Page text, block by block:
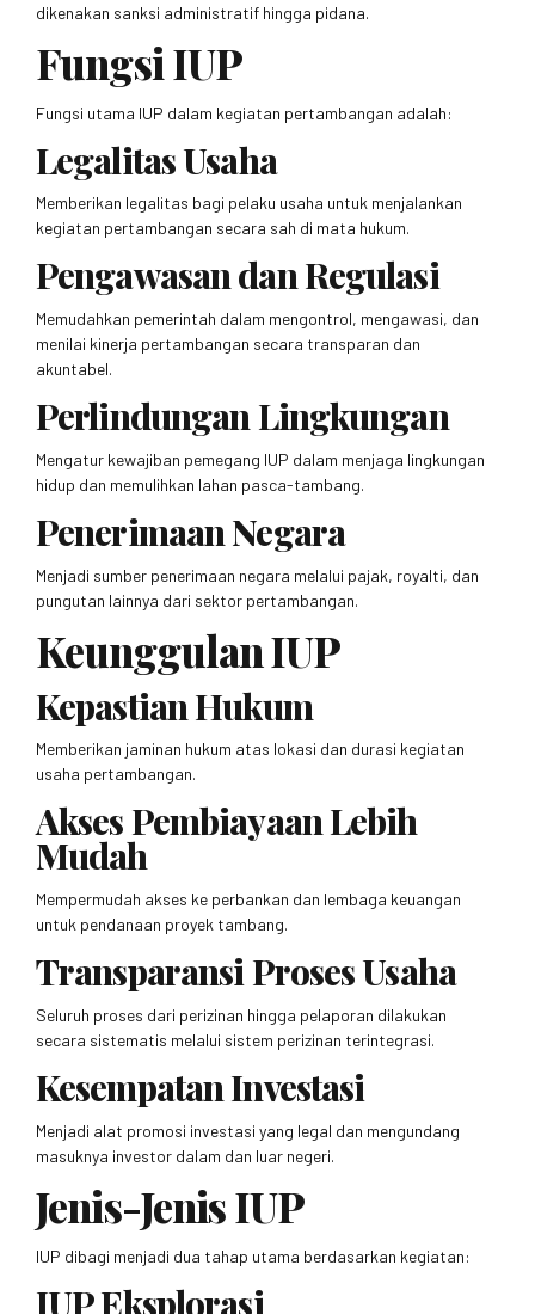
dikenakan sanksi administratif hingga pidana.
Fungsi IUP
Fungsi utama IUP dalam kegiatan pertambangan adalah:
Legalitas Usaha
Memberikan legalitas bagi pelaku usaha untuk menjalankan
kegiatan pertambangan secara sah di mata hukum.
Pengawasan dan Regulasi
Memudahkan pemerintah dalam mengontrol, mengawasi, dan
menilai kinerja pertambangan secara transparan dan
akuntabel.
Perlindungan Lingkungan
Mengatur kewajiban pemegang IUP dalam menjaga lingkungan
hidup dan memulihkan lahan pasca-tambang.
Penerimaan Negara
Menjadi sumber penerimaan negara melalui pajak, royalti, dan
pungutan lainnya dari sektor pertambangan.
Keunggulan IUP
Kepastian Hukum
Memberikan jaminan hukum atas lokasi dan durasi kegiatan
usaha pertambangan.
Akses Pembiayaan Lebih
Mudah
Mempermudah akses ke perbankan dan lembaga keuangan
untuk pendanaan proyek tambang.
Transparansi Proses Usaha
Seluruh proses dari perizinan hingga pelaporan dilakukan
secara sistematis melalui sistem perizinan terintegrasi.
Kesempatan Investasi
Menjadi alat promosi investasi yang legal dan mengundang
masuknya investor dalam dan luar negeri.
Jenis-Jenis IUP
IUP dibagi menjadi dua tahap utama berdasarkan kegiatan:
IUP Eksplorasi